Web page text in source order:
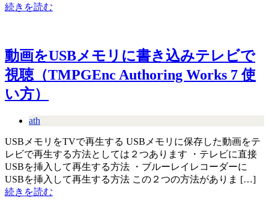
続きを読む
動画をUSBメモリに書き込みテレビで
視聴（TMPGEnc Authoring Works 7 使
い方）
ath
USBメモリをTVで再生する USBメモリに保存した動画をテ
レビで再生する方法としては２つあります ・テレビに直接
USBを挿入して再生する方法 ・ブルーレイレコーダーに
USBを挿入して再生する方法 この２つの方法がありま […]
続きを読む